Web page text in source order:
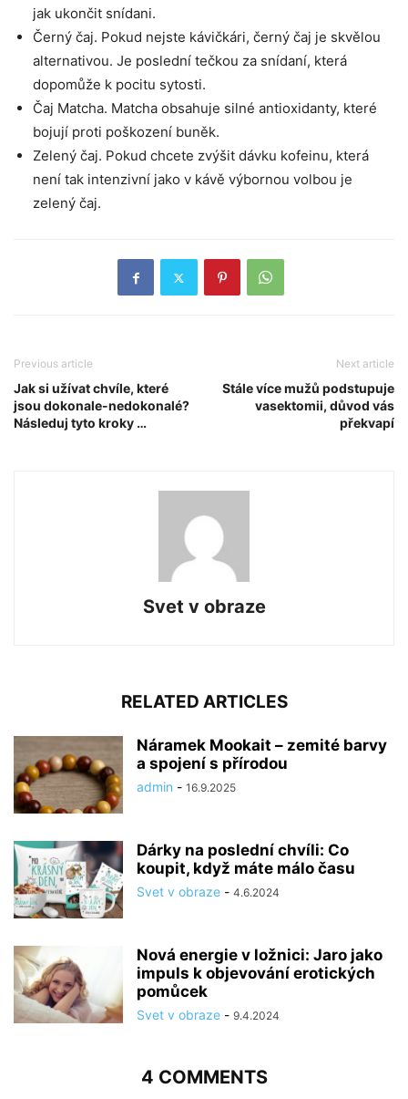
jak ukončit snídani.
Černý čaj. Pokud nejste kávičkári, černý čaj je skvělou
alternativou. Je poslední tečkou za snídaní, která
dopomůže k pocitu sytosti.
Čaj Matcha. Matcha obsahuje silné antioxidanty, které
bojují proti poškození buněk.
Zelený čaj. Pokud chcete zvýšit dávku kofeinu, která
není tak intenzivní jako v kávě výbornou volbou je
zelený čaj.
Previous article
Jak si užívat chvíle, které
jsou dokonale-nedokonalé?
Následuj tyto kroky …
Next article
Stále více mužů podstupuje
vasektomii, důvod vás
překvapí
Svet v obraze
RELATED ARTICLES
Náramek Mookait – zemité barvy
a spojení s přírodou
admin - 16.9.2025
Dárky na poslední chvíli: Co
koupit, když máte málo času
Svet v obraze - 4.6.2024
Nová energie v ložnici: Jaro jako
impuls k objevování erotických
pomůcek
Svet v obraze - 9.4.2024
4 COMMENTS